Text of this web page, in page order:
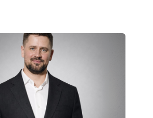
КОТОРЫЕ
РАЗВИВАЮТ
ТЕХНОЛОГИЧЕСКОЕ
ОБРАЗОВАНИЕ
ТАДЖИКИСТАНА